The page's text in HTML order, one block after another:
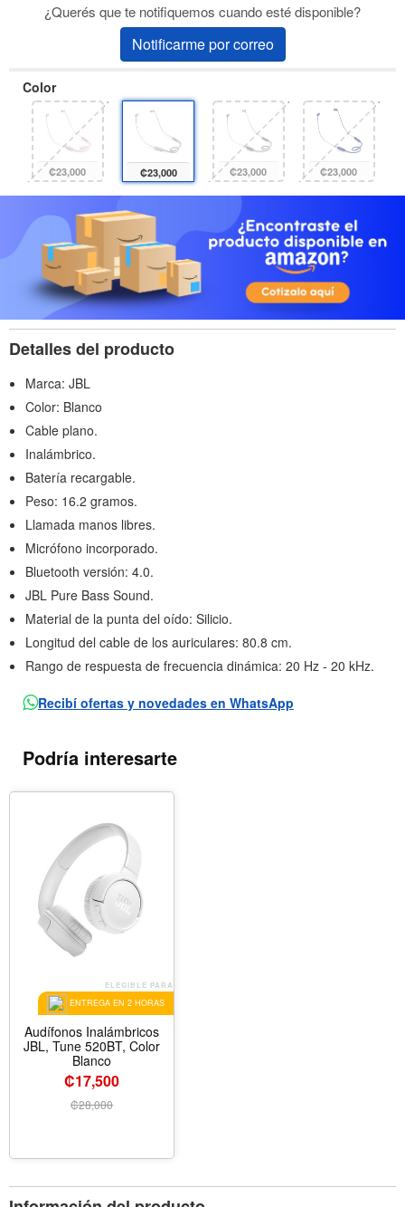
¿Querés que te notifiquemos cuando esté disponible?
Notificarme por correo
Color
₡23,000 ₡23,000 ₡23,000 ₡23,000
Detalles del producto
Marca: JBL
Color: Blanco
Cable plano.
Inalámbrico.
Batería recargable.
Peso: 16.2 gramos.
Llamada manos libres.
Micrófono incorporado.
Bluetooth versión: 4.0.
JBL Pure Bass Sound.
Material de la punta del oído: Silicio.
Longitud del cable de los auriculares: 80.8 cm.
Rango de respuesta de frecuencia dinámica: 20 Hz - 20 kHz.
Recibí ofertas y novedades en WhatsApp
Podría interesarte
ELEGIBLE PARA
ENTREGA EN 2 HORAS
Audífonos Inalámbricos
JBL, Tune 520BT, Color
Blanco
₡17,500
₡28,000